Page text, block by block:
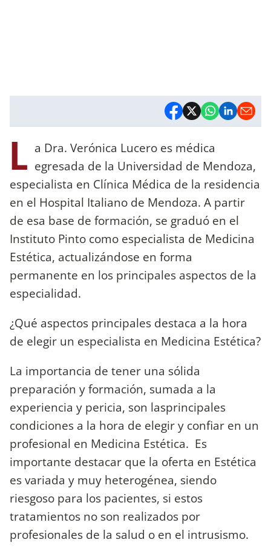
L a Dra. Verónica Lucero es médica
egresada de la Universidad de Mendoza,
especialista en Clínica Médica de la residencia
en el Hospital Italiano de Mendoza. A partir
de esa base de formación, se graduó en el
Instituto Pinto como especialista de Medicina
Estética, actualizándose en forma
permanente en los principales aspectos de la
especialidad.
¿Qué aspectos principales destaca a la hora
de elegir un especialista en Medicina Estética?
La importancia de tener una sólida
preparación y formación, sumada a la
experiencia y pericia, son lasprincipales
condiciones a la hora de elegir y confiar en un
profesional en Medicina Estética. Es
importante destacar que la oferta en Estética
es variada y muy heterogénea, siendo
riesgoso para los pacientes, si estos
tratamientos no son realizados por
profesionales de la salud o en el intrusismo.